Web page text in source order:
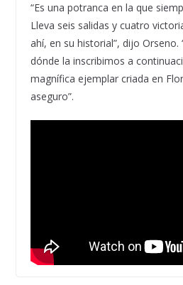
“Es una potranca en la que
Lleva seis salidas y cuatro
ahí, en su historial”, dijo Orseno.
dónde la inscribimos a
magnífica ejemplar criada en
aseguro”.